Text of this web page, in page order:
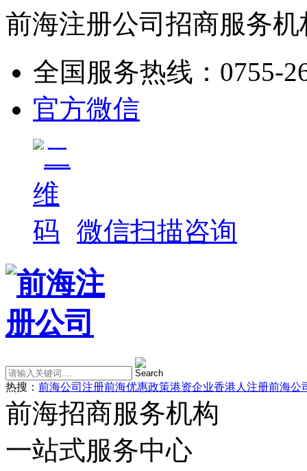
前海注册公司招商服务
全国服务热线： 0755-
官方微信
微信扫描咨询
热搜： 前海公司注册前海优惠政策港资企业香港人注册前海公
前海招商服务机构
一站式服务中心